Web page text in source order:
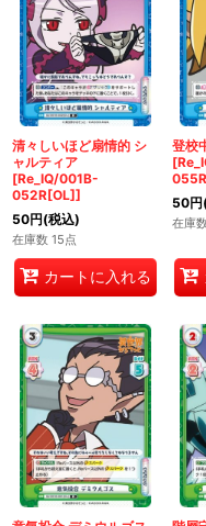
清々しいほど扇情的 シ
ャルティア
[Re_IQ/001B-
052R[OL]]
50円(税込)
在庫数 15点
カートに入れる
登校
50円
在庫